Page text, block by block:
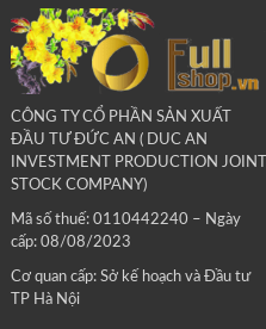
CÔNG TY CỔ PHẦN SẢN XUẤT
ĐẦU TƯ ĐỨC AN ( DUC AN
INVESTMENT PRODUCTION JOINT
STOCK COMPANY)
Mã số thuế: 0110442240 – Ngày
cấp: 08/08/2023
Cơ quan cấp: Sở kế hoạch và Đầu tư
TP Hà Nội